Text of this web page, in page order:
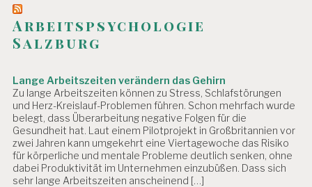
Arbeitspsychologie
Salzburg
Lange Arbeitszeiten verändern das Gehirn
Zu lange Arbeitszeiten können zu Stress, Schlafstörungen
und Herz-Kreislauf-Problemen führen. Schon mehrfach wurde
belegt, dass Überarbeitung negative Folgen für die
Gesundheit hat. Laut einem Pilotprojekt in Großbritannien vor
zwei Jahren kann umgekehrt eine Viertagewoche das Risiko
für körperliche und mentale Probleme deutlich senken, ohne
dabei Produktivität im Unternehmen einzubüßen. Dass sich
sehr lange Arbeitszeiten anscheinend […]